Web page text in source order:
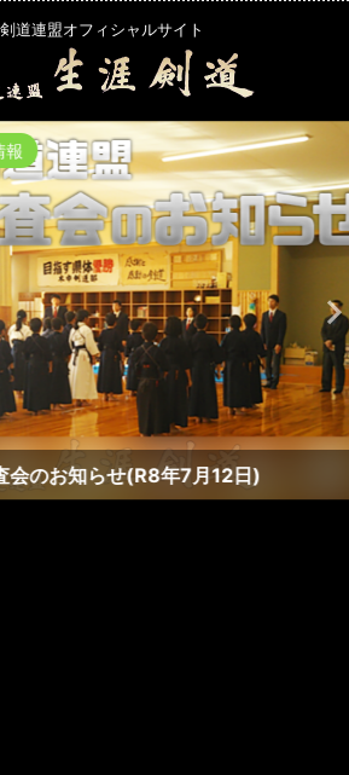
道連盟オフィシャルサイト
のお知らせ(R8年7月12日)